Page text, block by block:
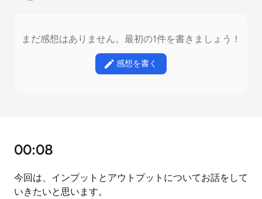
まだ感想はありません。最初の1件を書きましょう！
感想を書く
00:08
今回は、インプットとアウトプットについてお話をして
いきたいと思います。